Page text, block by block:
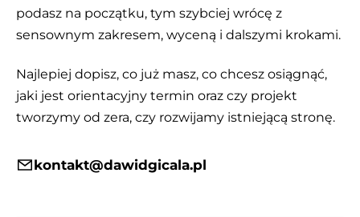
podasz na początku, tym szybciej wrócę z
sensownym zakresem, wyceną i dalszymi krokami.
Najlepiej dopisz, co już masz, co chcesz osiągnąć,
jaki jest orientacyjny termin oraz czy projekt
tworzymy od zera, czy rozwijamy istniejącą stronę.
kontakt@dawidgicala.pl